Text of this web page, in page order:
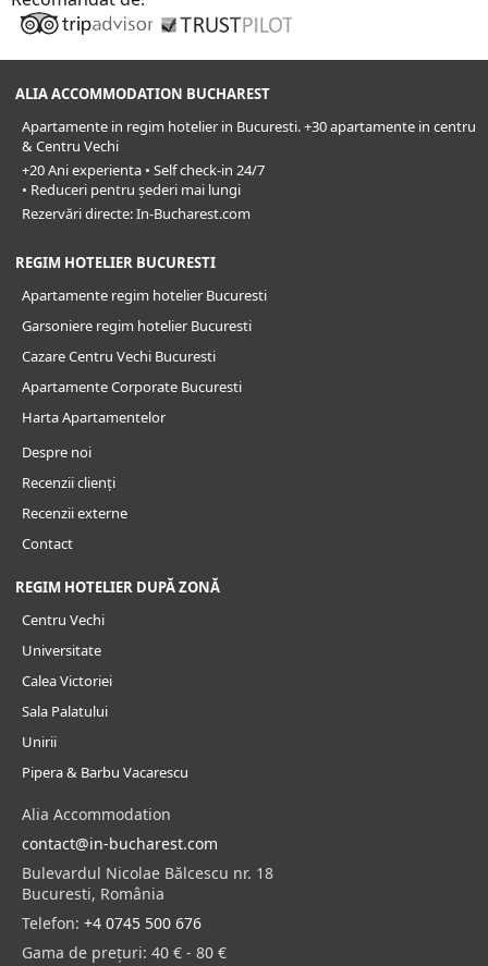
ALIA ACCOMMODATION BUCHAREST
Apartamente in regim hotelier in Bucuresti. +30 apartamente in centru
& Centru Vechi
+20 Ani experienta • Self check-in 24/7
• Reduceri pentru șederi mai lungi
Rezervări directe: In-Bucharest.com
REGIM HOTELIER BUCURESTI
Apartamente regim hotelier Bucuresti
Garsoniere regim hotelier Bucuresti
Cazare Centru Vechi Bucuresti
Apartamente Corporate Bucuresti
Harta Apartamentelor
Despre noi
Recenzii clienți
Recenzii externe
Contact
REGIM HOTELIER DUPĂ ZONĂ
Centru Vechi
Universitate
Calea Victoriei
Sala Palatului
Unirii
Pipera & Barbu Vacarescu
Alia Accommodation
contact@in-bucharest.com
Bulevardul Nicolae Bălcescu nr. 18
Bucuresti, România
Telefon: +4 0745 500 676
Gama de prețuri: 40 € - 80 €